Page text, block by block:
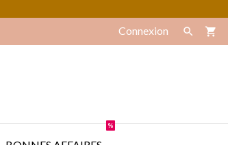
Connexion  shopping_cart
%